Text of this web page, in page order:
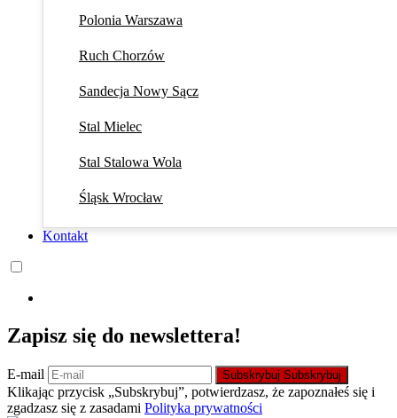
Polonia Warszawa
Ruch Chorzów
Sandecja Nowy Sącz
Stal Mielec
Stal Stalowa Wola
Śląsk Wrocław
Kontakt
Zapisz się do newslettera!
E-mail Subskrybuj Subskrybuj
Klikając przycisk „Subskrybuj”, potwierdzasz, że zapoznałeś się i
zgadzasz się z zasadami Polityka prywatności